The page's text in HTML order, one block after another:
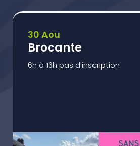
30 Aou
Brocante
6h à 16h pas d'inscription